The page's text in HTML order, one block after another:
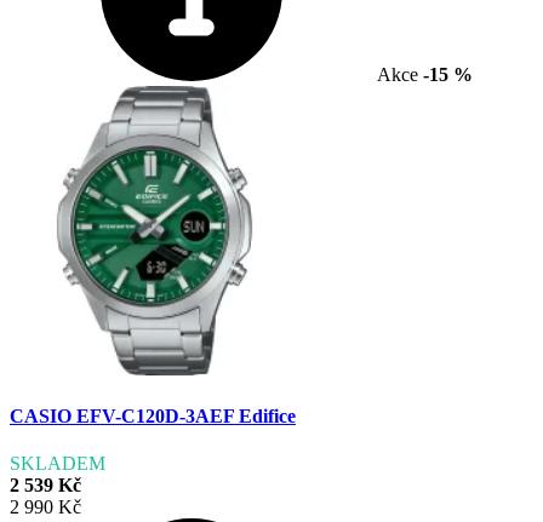
Akce -15 %
CASIO EFV-C120D-3AEF Edifice
SKLADEM
2 539 Kč
2 990 Kč